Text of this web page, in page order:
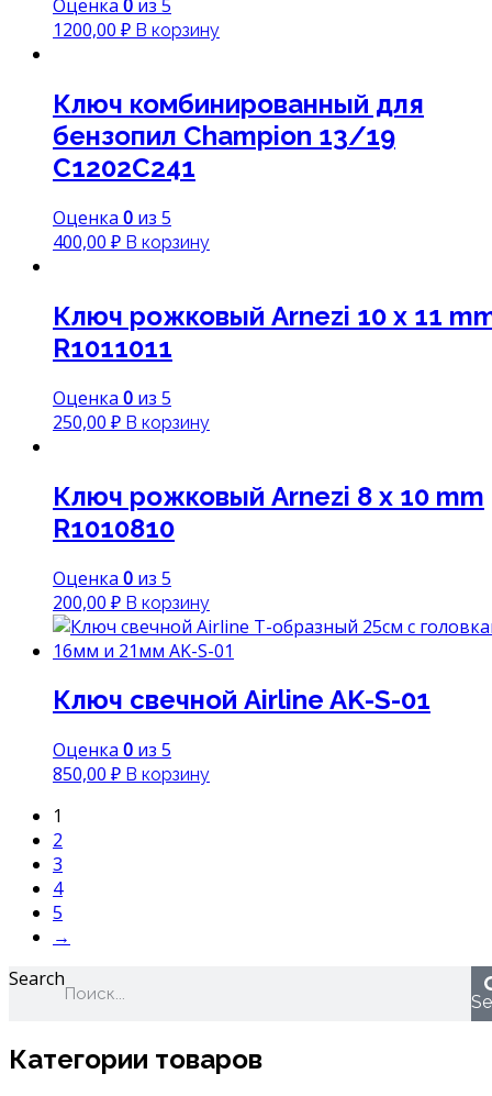
Оценка 0 из 5
1200,00 ₽ В корзину
Ключ комбинированный для
бензопил Champion 13/19
C1202C241
Оценка 0 из 5
400,00 ₽ В корзину
Ключ рожковый Arnezi 10 x 11
R1011011
Оценка 0 из 5
250,00 ₽ В корзину
Ключ рожковый Arnezi 8 x 10 mm
R1010810
Оценка 0 из 5
200,00 ₽ В корзину
Ключ свечной Airline AK-S-01
Оценка 0 из 5
850,00 ₽ В корзину
1
2
3
4
5
→
Search
Категории товаров